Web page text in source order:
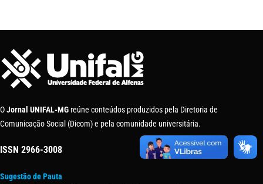
OJornal UNIFAL-MG reúne conteúdos produzidos pela Diretoria de
Comunicação Social (Dicom) e pela comunidade universitária.
ISSN 2966-3008
Sugestão de Pauta